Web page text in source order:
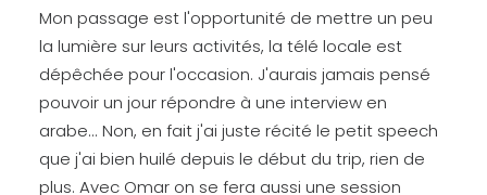
Mon passage est l'opportunité de mettre un peu
la lumière sur leurs activités, la télé locale est
dépêchée pour l'occasion. J'aurais jamais pensé
pouvoir un jour répondre à une interview en
arabe... Non, en fait j'ai juste récité le petit speech
que j'ai bien huilé depuis le début du trip, rien de
plus. Avec Omar on se fera aussi une session